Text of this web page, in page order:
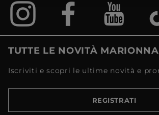
TUTTE LE NOVITÀ
Iscriviti e scopri le ultime novità e
REGISTRATI